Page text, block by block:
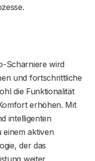
Scharniere wird
und fortschrittliche
die Funktionalität
erhöhen. Mit
intelligenten
aktiven
der das
weiter